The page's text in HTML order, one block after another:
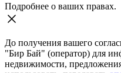
Подробнее о ваших правах.
До получения вашего
"Бир Бай" (оператор) для
недвижимости,